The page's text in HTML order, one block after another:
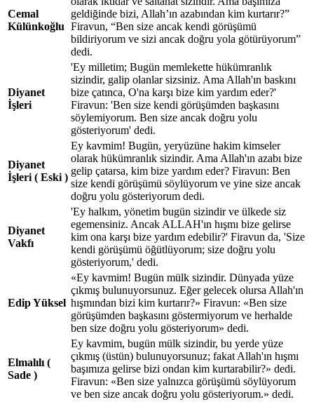
Cemal
Külünkoğlu
geldiğinde bizi, Allah’ın azabından kim kurtarır?”
Firavun, “Ben size ancak kendi görüşümü
bildiriyorum ve sizi ancak doğru yola götürüyorum”
dedi.
Diyanet
İşleri
'Ey milletim; Bugün memlekette hükümranlık
sizindir, galip olanlar sizsiniz. Ama Allah'ın baskını
bize çatınca, O'na karşı bize kim yardım eder?'
Firavun: 'Ben size kendi görüşümden başkasını
söylemiyorum. Ben size ancak doğru yolu
gösteriyorum' dedi.
Diyanet
İşleri ( Eski )
Ey kavmim! Bugün, yeryüzüne hakim kimseler
olarak hükümranlık sizindir. Ama Allah'ın azabı bize
gelip çatarsa, kim bize yardım eder? Firavun: Ben
size kendi görüşümü söylüyorum ve yine size ancak
doğru yolu gösteriyorum dedi.
Diyanet
Vakfı
'Ey halkım, yönetim bugün sizindir ve ülkede siz
egemensiniz. Ancak ALLAH'ın hışmı bize gelirse
kim ona karşı bize yardım edebilir?' Firavun da, 'Size
kendi görüşümü öğütlüyorum; size doğru yolu
gösteriyorum,' dedi.
Edip Yüksel
«Ey kavmim! Bugün mülk sizindir. Dünyada yüze
çıkmış bulunuyorsunuz. Eğer gelecek olursa Allah'ın
hışmından bizi kim kurtarır?» Firavun: «Ben size
görüşümden başkasını göstermiyorum ve herhalde
ben size doğru yolu gösteriyorum» dedi.
Elmalılı (
Sade )
Ey kavmim, bugün mülk sizindir, bu yerde yüze
çıkmış (üstün) bulunuyorsunuz; fakat Allah'ın hışmı
başımıza gelirse bizi ondan kim kurtarabilir?» dedi.
Firavun: «Ben size yalnızca görüşümü söylüyorum
ve ben size ancak doğru yolu gösteriyorum.» dedi.